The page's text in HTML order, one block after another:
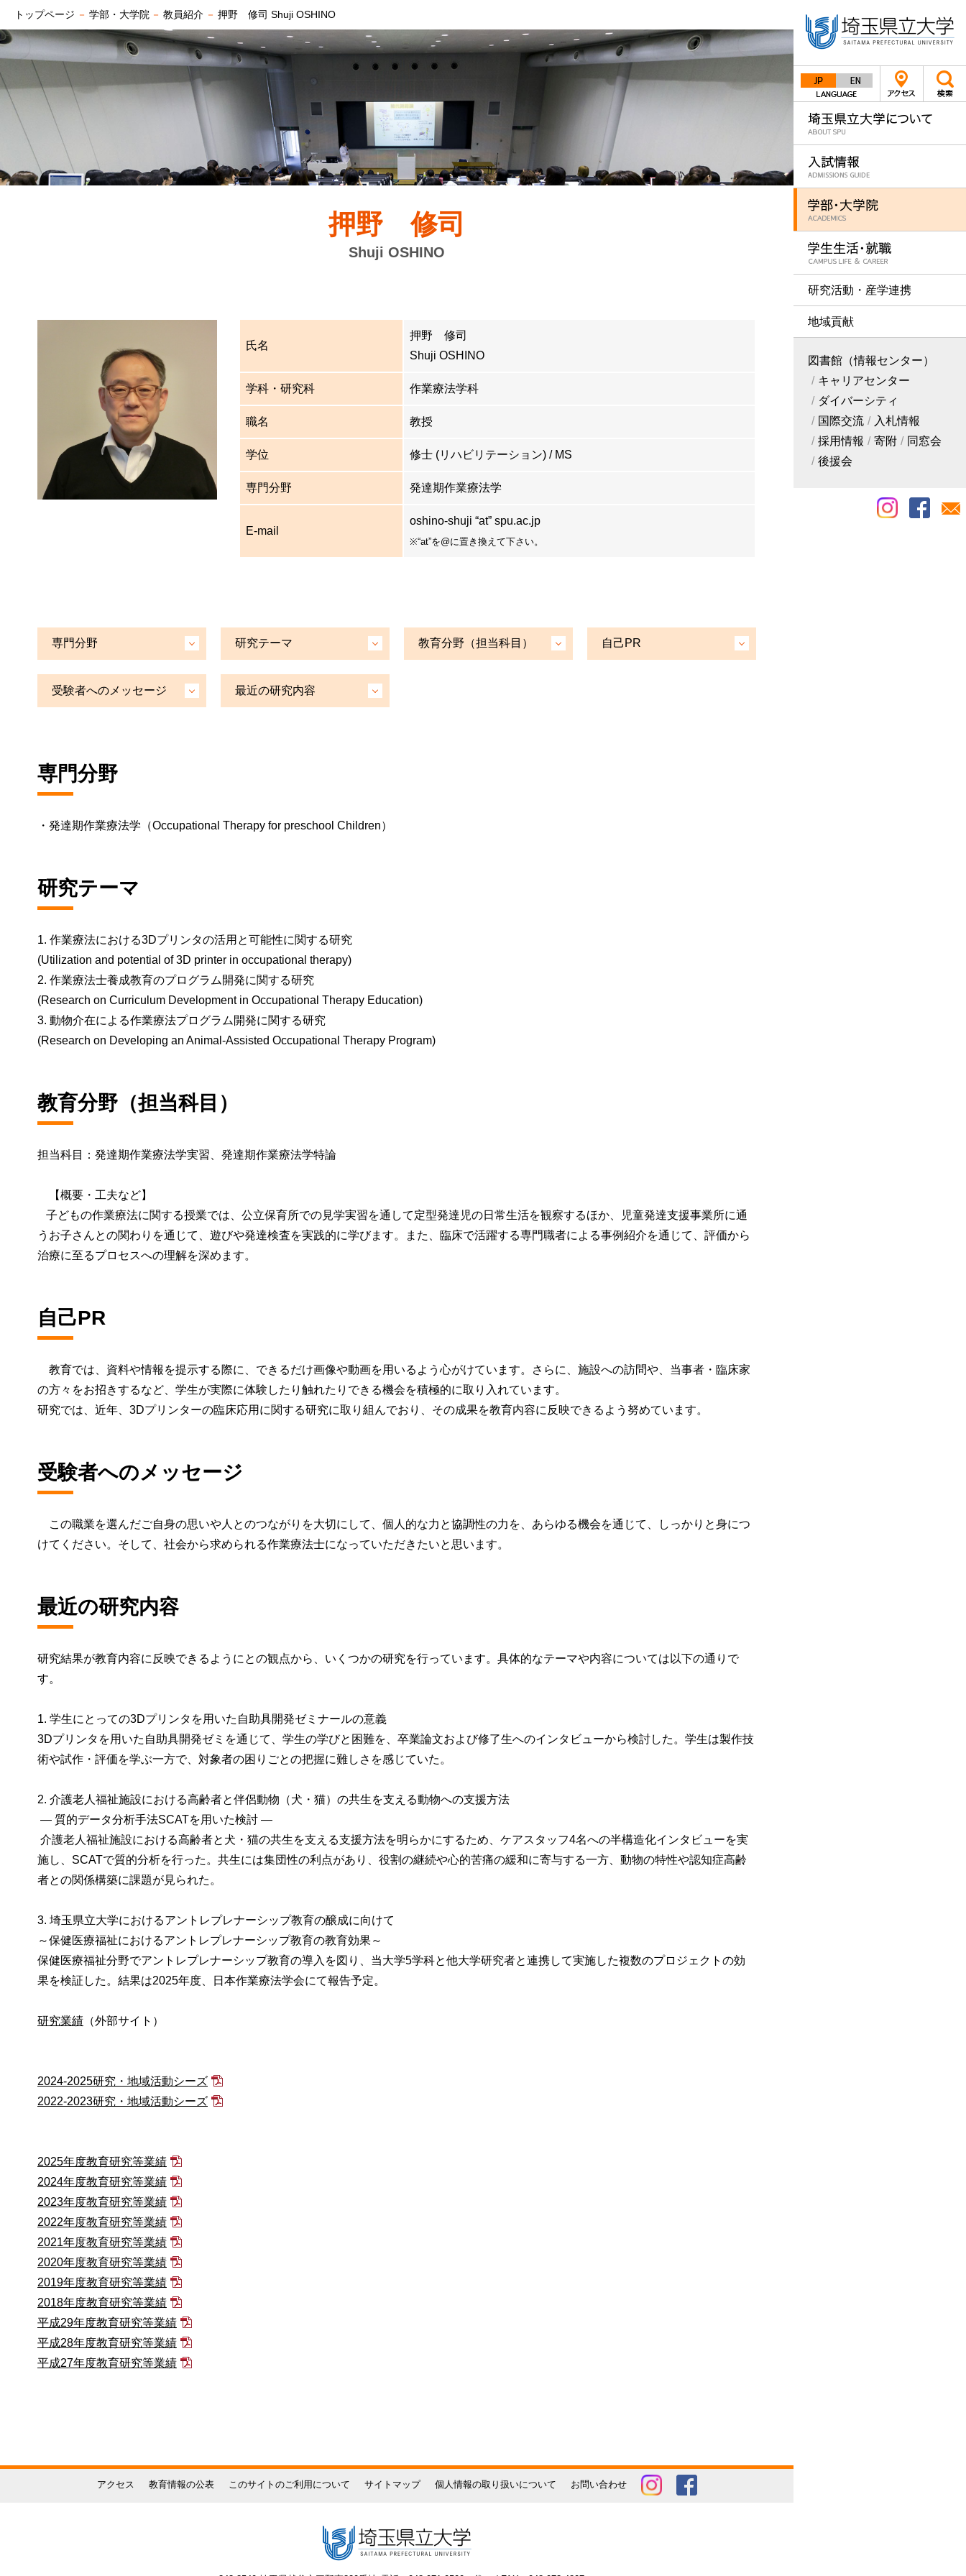
JapaneseEnglish
研究活動・産学連携
地域貢献
図書館（情報センター）
キャリアセンター
ダイバーシティ
国際交流
入札情報
採用情報
寄附
同窓会
後援会
トップページ － 学部・大学院 － 教員紹介 － 押野 修司 Shuji OSHINO
押野 修司
Shuji OSHINO
氏名
押野 修司
Shuji OSHINO
学科・研究科 作業療法学科
職名 教授
学位 修士 (リハビリテーション) / MS
専門分野 発達期作業療法学
E-mail
oshino-shuji “at” spu.ac.jp
※“at”を@に置き換えて下さい。
専門分野 研究テーマ 教育分野（担当科目） 自己PR
受験者へのメッセージ 最近の研究内容
専門分野
・発達期作業療法学（Occupational Therapy for preschool Children）
研究テーマ
1. 作業療法における3Dプリンタの活用と可能性に関する研究
(Utilization and potential of 3D printer in occupational therapy)
2. 作業療法士養成教育のプログラム開発に関する研究
(Research on Curriculum Development in Occupational Therapy Education)
3. 動物介在による作業療法プログラム開発に関する研究
(Research on Developing an Animal-Assisted Occupational Therapy Program)
教育分野（担当科目）
担当科目：発達期作業療法学実習、発達期作業療法学特論
【概要・工夫など】
子どもの作業療法に関する授業では、公立保育所での見学実習を通して定型発達児の日常生活を観察するほか、児童発達支援事業所に通
うお子さんとの関わりを通じて、遊びや発達検査を実践的に学びます。また、臨床で活躍する専門職者による事例紹介を通じて、評価から
治療に至るプロセスへの理解を深めます。
自己PR
教育では、資料や情報を提示する際に、できるだけ画像や動画を用いるよう心がけています。さらに、施設への訪問や、当事者・臨床家
の方々をお招きするなど、学生が実際に体験したり触れたりできる機会を積極的に取り入れています。
研究では、近年、3Dプリンターの臨床応用に関する研究に取り組んでおり、その成果を教育内容に反映できるよう努めています。
受験者へのメッセージ
この職業を選んだご自身の思いや人とのつながりを大切にして、個人的な力と協調性の力を、あらゆる機会を通じて、しっかりと身につ
けてください。そして、社会から求められる作業療法士になっていただきたいと思います。
最近の研究内容
研究結果が教育内容に反映できるようにとの観点から、いくつかの研究を行っています。具体的なテーマや内容については以下の通りで
す。
1. 学生にとっての3Dプリンタを用いた自助具開発ゼミナールの意義
3Dプリンタを用いた自助具開発ゼミを通じて、学生の学びと困難を、卒業論文および修了生へのインタビューから検討した。学生は製作技
術や試作・評価を学ぶ一方で、対象者の困りごとの把握に難しさを感じていた。
2. 介護老人福祉施設における高齢者と伴侶動物（犬・猫）の共生を支える動物への支援方法
― 質的データ分析手法SCATを用いた検討 ―
介護老人福祉施設における高齢者と犬・猫の共生を支える支援方法を明らかにするため、ケアスタッフ4名への半構造化インタビューを実
施し、SCATで質的分析を行った。共生には集団性の利点があり、役割の継続や心的苦痛の緩和に寄与する一方、動物の特性や認知症高齢
者との関係構築に課題が見られた。
3. 埼玉県立大学におけるアントレプレナーシップ教育の醸成に向けて
～保健医療福祉におけるアントレプレナーシップ教育の教育効果～
保健医療福祉分野でアントレプレナーシップ教育の導入を図り、当大学5学科と他大学研究者と連携して実施した複数のプロジェクトの効
果を検証した。結果は2025年度、日本作業療法学会にて報告予定。
研究業績 （外部サイト）
2024-2025研究・地域活動シーズ
2022-2023研究・地域活動シーズ
2025年度教育研究等業績
2024年度教育研究等業績
2023年度教育研究等業績
2022年度教育研究等業績
2021年度教育研究等業績
2020年度教育研究等業績
2019年度教育研究等業績
2018年度教育研究等業績
平成29年度教育研究等業績
平成28年度教育研究等業績
平成27年度教育研究等業績
アクセス 教育情報の公表 このサイトのご利用について サイトマップ 個人情報の取り扱いについて お問い合わせ